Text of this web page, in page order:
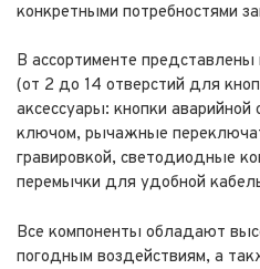
конкретными потребностями
В ассортименте
(от 2 до 14 отверстий для
аксессуары: кнопки
ключом, рычажные
гравировкой, светодиодные
перемычки для удобной
Все компоненты обладают
погодным воздействиям, а